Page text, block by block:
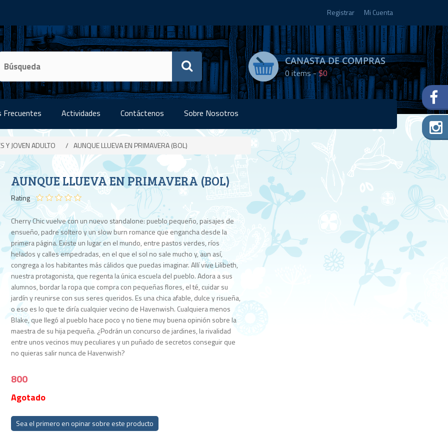
Registrar Mi Cuenta
CANASTA DE COMPRAS
0items -$0
Frecuentes Actividades Contáctenos Sobre Nosotros
Y JOVEN ADULTO / AUNQUE LLUEVA EN PRIMAVERA (BOL)
AUNQUE LLUEVA EN PRIMAVERA (BOL)
Rating
Cherry Chic vuelve con un nuevo standalone: pueblo pequeño, paisajes de
ensueño, padre soltero y un slow burn romance que engancha desde la
primera página. Existe un lugar en el mundo, entre pastos verdes, ríos
helados y calles empedradas, en el que el sol no sale mucho y, aun así,
congrega a los habitantes más cálidos que puedas imaginar. Allí vive Lilibeth,
nuestra protagonista, que regenta la única escuela del pueblo. Adora a sus
alumnos, bordar la ropa que compra con pequeñas flores, el té, cuidar su
jardín y reunirse con sus seres queridos. Es una chica afable, dulce y risueña,
o eso es lo que te diría cualquier vecino de Havenwish. Cualquiera menos
Blake, que llegó al pueblo hace poco y no tiene muy buena opinión sobre la
maestra de su hija pequeña. ¿Podrán un concurso de jardines, la rivalidad
entre unos vecinos muy peculiares y un puñado de secretos conseguir que
no quieras salir nunca de Havenwish?
Disponibilidad:
Agotado
800
Agotado
Sea el primero en opinar sobre este producto